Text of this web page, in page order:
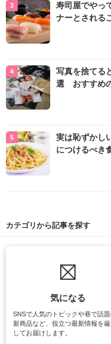
寿司屋でやっ
ナーとされる
写真を捨てる
選 おすすめ
実は恥ずかし
につけるべき
カテゴリから記事を探す
気になる
SNSで人気のトピックや巷で話
新商品など、役立つ最新情報を厳
してお届けします。